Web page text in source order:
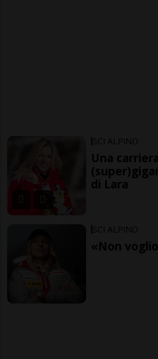
SCI ALPINO
Una
di Lara
SCI ALPINO
«Non